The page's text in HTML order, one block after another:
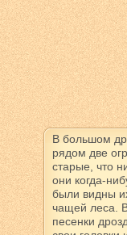
В большом
рядом две
старые, что
они когда-
были видны
чащей леса.
песенки